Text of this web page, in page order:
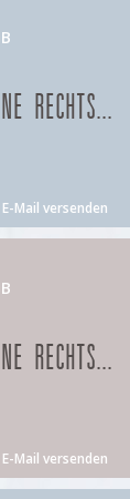
RECHTS...
Mail versenden
RECHTS...
Mail versenden